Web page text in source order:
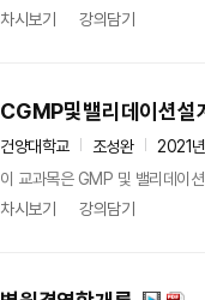
차시보기
강의담기
CGMP및밸리데이션설
건양대학교 조성완
2021
이 교과목은 GMP 및 밸리데이
차시보기
강의담기